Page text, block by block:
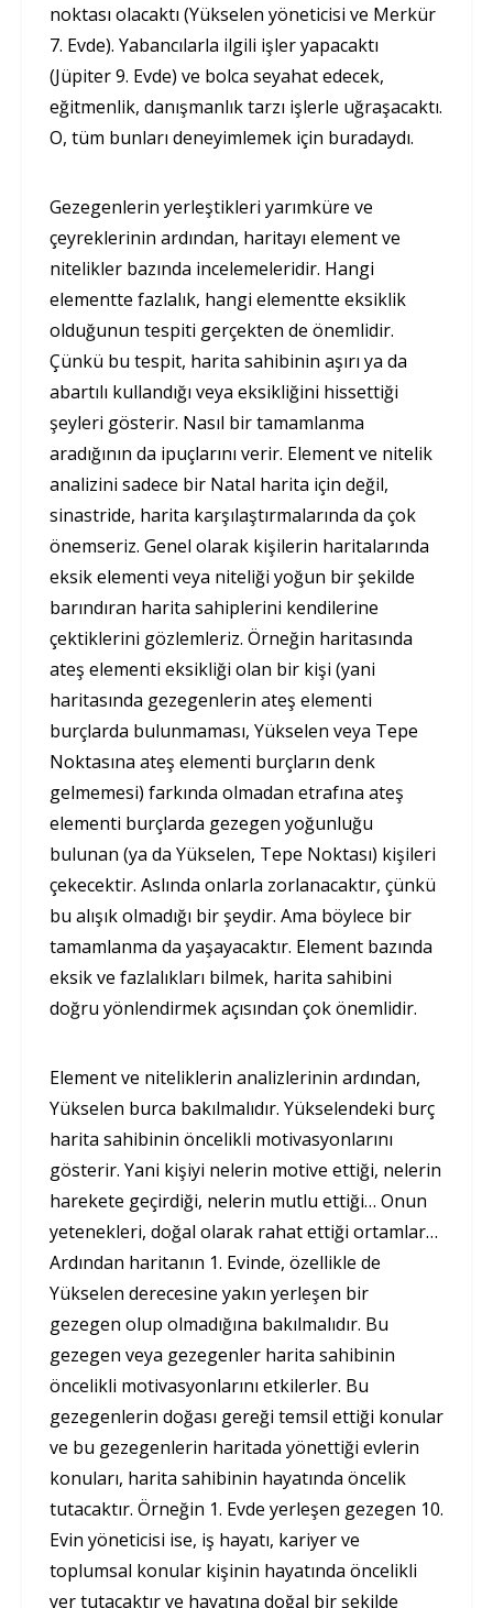
noktası olacaktı (Yükselen yöneticisi ve Merkür
7. Evde). Yabancılarla ilgili işler yapacaktı
(Jüpiter 9. Evde) ve bolca seyahat edecek,
eğitmenlik, danışmanlık tarzı işlerle uğraşacaktı.
O, tüm bunları deneyimlemek için buradaydı.
Gezegenlerin yerleştikleri yarımküre ve
çeyreklerinin ardından, haritayı element ve
nitelikler bazında incelemeleridir. Hangi
elementte fazlalık, hangi elementte eksiklik
olduğunun tespiti gerçekten de önemlidir.
Çünkü bu tespit, harita sahibinin aşırı ya da
abartılı kullandığı veya eksikliğini hissettiği
şeyleri gösterir. Nasıl bir tamamlanma
aradığının da ipuçlarını verir. Element ve nitelik
analizini sadece bir Natal harita için değil,
sinastride, harita karşılaştırmalarında da çok
önemseriz. Genel olarak kişilerin haritalarında
eksik elementi veya niteliği yoğun bir şekilde
barındıran harita sahiplerini kendilerine
çektiklerini gözlemleriz. Örneğin haritasında
ateş elementi eksikliği olan bir kişi (yani
haritasında gezegenlerin ateş elementi
burçlarda bulunmaması, Yükselen veya Tepe
Noktasına ateş elementi burçların denk
gelmemesi) farkında olmadan etrafına ateş
elementi burçlarda gezegen yoğunluğu
bulunan (ya da Yükselen, Tepe Noktası) kişileri
çekecektir. Aslında onlarla zorlanacaktır, çünkü
bu alışık olmadığı bir şeydir. Ama böylece bir
tamamlanma da yaşayacaktır. Element bazında
eksik ve fazlalıkları bilmek, harita sahibini
doğru yönlendirmek açısından çok önemlidir.
Element ve niteliklerin analizlerinin ardından,
Yükselen burca bakılmalıdır. Yükselendeki burç
harita sahibinin öncelikli motivasyonlarını
gösterir. Yani kişiyi nelerin motive ettiği, nelerin
harekete geçirdiği, nelerin mutlu ettiği… Onun
yetenekleri, doğal olarak rahat ettiği ortamlar…
Ardından haritanın 1. Evinde, özellikle de
Yükselen derecesine yakın yerleşen bir
gezegen olup olmadığına bakılmalıdır. Bu
gezegen veya gezegenler harita sahibinin
öncelikli motivasyonlarını etkilerler. Bu
gezegenlerin doğası gereği temsil ettiği konular
ve bu gezegenlerin haritada yönettiği evlerin
konuları, harita sahibinin hayatında öncelik
tutacaktır. Örneğin 1. Evde yerleşen gezegen 10.
Evin yöneticisi ise, iş hayatı, kariyer ve
toplumsal konular kişinin hayatında öncelikli
yer tutacaktır ve hayatına doğal bir şekilde